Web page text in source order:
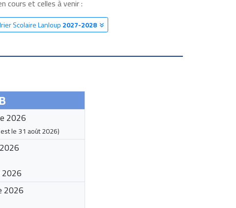
cours et celles à venir :
Scolaire Lanloup 2027-2028
2026
le 31 août 2026)
2026